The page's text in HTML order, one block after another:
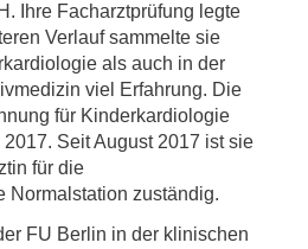
Ihre Facharztprüfung legte
Verlauf sammelte sie
als auch in der
viel Erfahrung. Die
für Kinderkardiologie
Seit August 2017 ist sie
für die
Normalstation zuständig.
FU Berlin in der klinischen